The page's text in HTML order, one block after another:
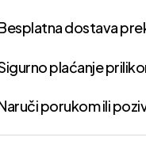
dostava
plaćanje
porukom ili